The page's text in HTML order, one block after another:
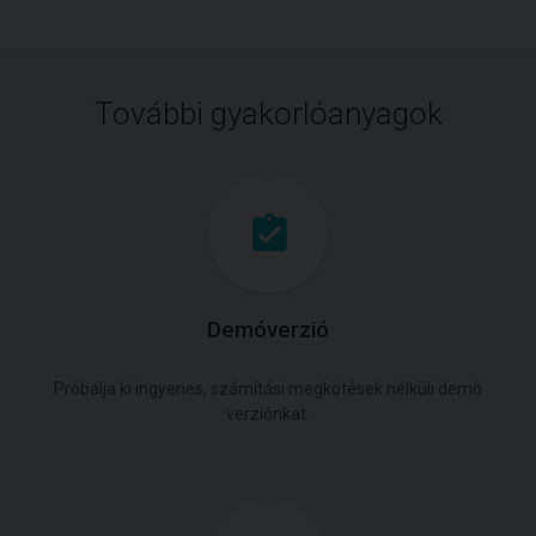
További gyakorlóanyagok
Demóverzió